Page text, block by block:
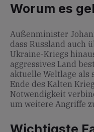
Worum es
Außenminister
dass Russland auch
Ukraine-Kriegs
aggressives Land
aktuelle Weltlage als
Ende des Kalten
Notwendigkeit
um weitere Angriffe
Wichtigste